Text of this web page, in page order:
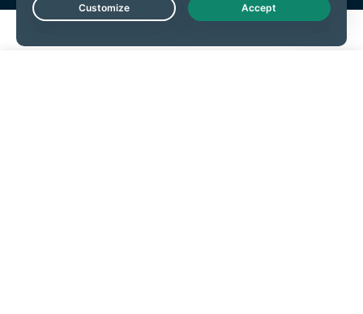
Live Chat